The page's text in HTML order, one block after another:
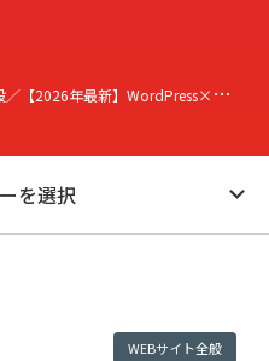
【2026年最新】WordPress×Stripeの決定版。初心者でも安全・確実に「オンライン決済」を実装する設計値と活用術
を選択
WEBサイト全般